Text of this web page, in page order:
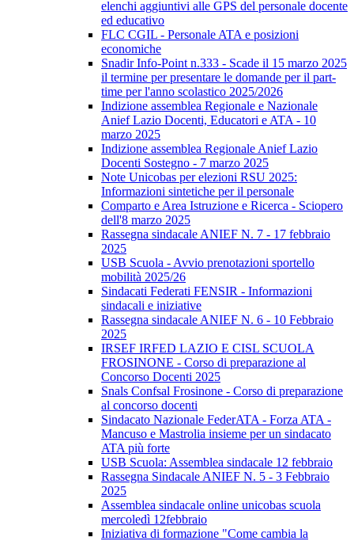
elenchi aggiuntivi alle GPS del personale docente
ed educativo
FLC CGIL - Personale ATA e posizioni
economiche
Snadir Info-Point n.333 - Scade il 15 marzo 2025
il termine per presentare le domande per il part-
time per l'anno scolastico 2025/2026
Indizione assemblea Regionale e Nazionale
Anief Lazio Docenti, Educatori e ATA - 10
marzo 2025
Indizione assemblea Regionale Anief Lazio
Docenti Sostegno - 7 marzo 2025
Note Unicobas per elezioni RSU 2025:
Informazioni sintetiche per il personale
Comparto e Area Istruzione e Ricerca - Sciopero
dell'8 marzo 2025
Rassegna sindacale ANIEF N. 7 - 17 febbraio
2025
USB Scuola - Avvio prenotazioni sportello
mobilità 2025/26
Sindacati Federati FENSIR - Informazioni
sindacali e iniziative
Rassegna sindacale ANIEF N. 6 - 10 Febbraio
2025
IRSEF IRFED LAZIO E CISL SCUOLA
FROSINONE - Corso di preparazione al
Concorso Docenti 2025
Snals Confsal Frosinone - Corso di preparazione
al concorso docenti
Sindacato Nazionale FederATA - Forza ATA -
Mancuso e Mastrolia insieme per un sindacato
ATA più forte
USB Scuola: Assemblea sindacale 12 febbraio
Rassegna Sindacale ANIEF N. 5 - 3 Febbraio
2025
Assemblea sindacale online unicobas scuola
mercoledì 12febbraio
Iniziativa di formazione "Come cambia la